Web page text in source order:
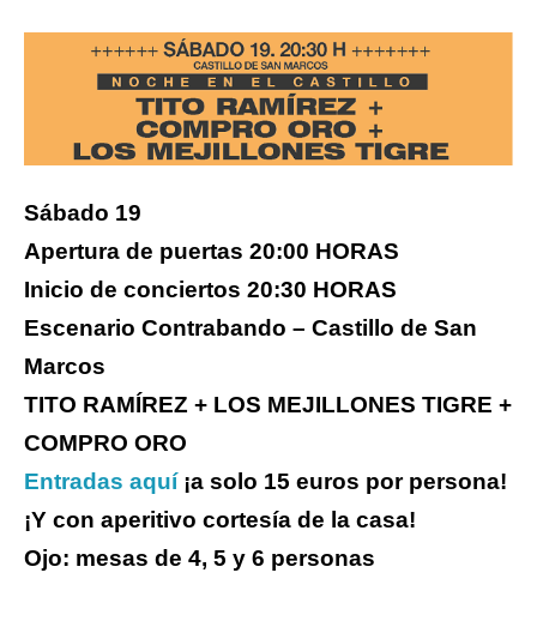
Sábado 19
Apertura de puertas 20:00 HORAS
Inicio de conciertos 20:30 HORAS
Escenario Contrabando – Castillo de San
Marcos
TITO RAMÍREZ + LOS MEJILLONES TIGRE +
COMPRO ORO
Entradas aquí¡a solo 15 euros por persona!
¡Y con aperitivo cortesía de la casa!
Ojo: mesas de 4, 5 y 6 personas